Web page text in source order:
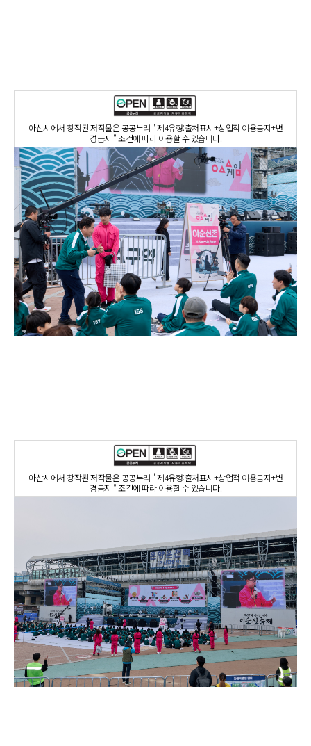
아산시에서 창작된 저작물은 공공누리 " 제4유형:출처표시+상업적 이용금지+변
경금지 " 조건에 따라 이용할 수 있습니다.
아산시에서 창작된 저작물은 공공누리 " 제4유형:출처표시+상업적 이용금지+변
경금지 " 조건에 따라 이용할 수 있습니다.